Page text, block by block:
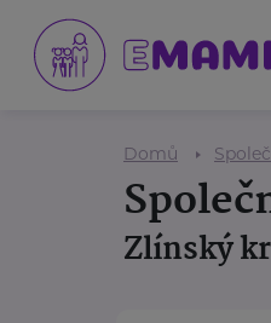
Domů
Zlínský